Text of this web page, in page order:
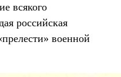
всякого
российская
военной